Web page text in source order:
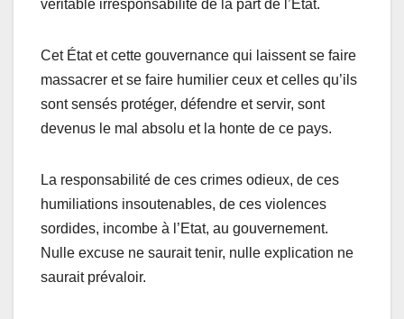
véritable irresponsabilité de la part de l’Etat.
Cet État et cette gouvernance qui laissent se faire
massacrer et se faire humilier ceux et celles qu’ils
sont sensés protéger, défendre et servir, sont
devenus le mal absolu et la honte de ce pays.
La responsabilité de ces crimes odieux, de ces
humiliations insoutenables, de ces violences
sordides, incombe à l’Etat, au gouvernement.
Nulle excuse ne saurait tenir, nulle explication ne
saurait prévaloir.